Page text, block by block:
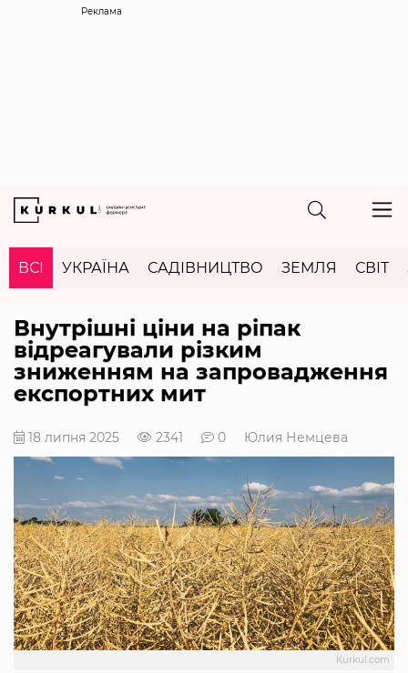
Реклама
ВСІ УКРАЇНА САДІВНИЦТВО ЗЕМЛЯ СВІТ
Внутрішні ціни на ріпак
відреагували різким
зниженням на запровадження
експортних мит
18 липня 2025 2341 0 Юлия Немцева
Kurkul.com